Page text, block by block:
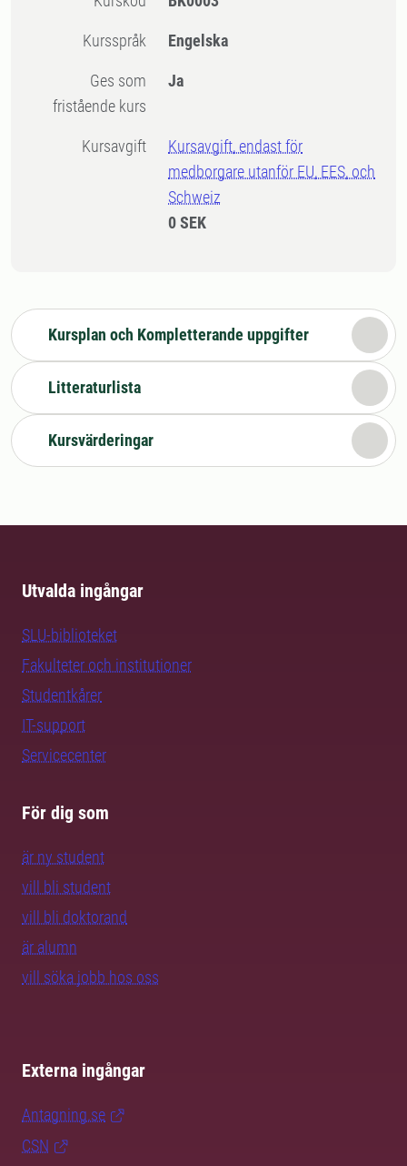
Kursspråk Engelska
Ges som
fristående kurs
Ja
Kursavgift
Kursavgift, endast för
medborgare utanför EU, EES, och
Schweiz
0 SEK
Kursplan och Kompletterande uppgifter
Litteraturlista
Kursvärderingar
Utvalda ingångar
SLU-biblioteket
Fakulteter och institutioner
Studentkårer
IT-support
Servicecenter
För dig som
är ny student
vill bli student
vill bli doktorand
är alumn
vill söka jobb hos oss
Externa ingångar
Antagning.se
CSN